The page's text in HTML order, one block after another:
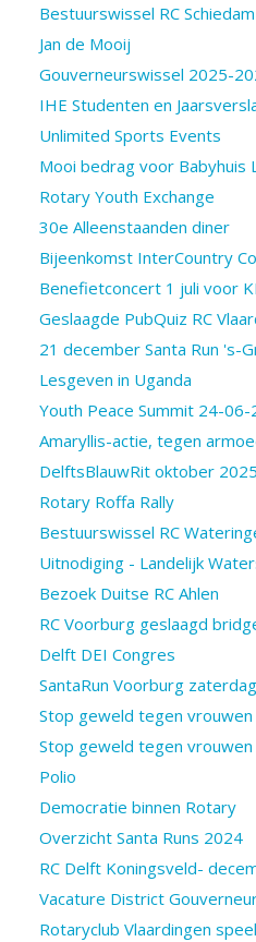
Bestuurswissel RC Schiedam
Jan de Mooij
Gouverneurswissel 2025-
IHE Studenten en
Unlimited Sports Events
Mooi bedrag voor Babyhuis
Rotary Youth Exchange
30e Alleenstaanden diner
Bijeenkomst InterCountry
Benefietconcert 1 juli voor
Geslaagde PubQuiz RC
21 december Santa Run 's-
Lesgeven in Uganda
Youth Peace Summit 24-06-
Amaryllis-actie, tegen
DelftsBlauwRit oktober 2025
Rotary Roffa Rally
Bestuurswissel RC
Uitnodiging - Landelijk
Bezoek Duitse RC Ahlen
RC Voorburg geslaagd
Delft DEI Congres
SantaRun Voorburg
Stop geweld tegen vrouwen
Stop geweld tegen vrouwen
Polio
Democratie binnen Rotary
Overzicht Santa Runs 2024
RC Delft Koningsveld-
Vacature District
Rotaryclub Vlaardingen